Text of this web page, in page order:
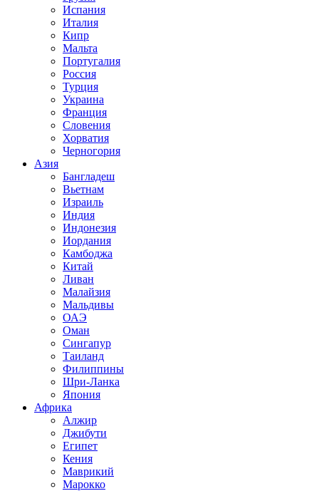
Испания
Италия
Кипр
Мальта
Португалия
Россия
Турция
Украина
Франция
Словения
Хорватия
Черногория
Азия
Бангладеш
Вьетнам
Израиль
Индия
Индонезия
Иордания
Камбоджа
Китай
Ливан
Малайзия
Мальдивы
ОАЭ
Оман
Сингапур
Таиланд
Филиппины
Шри-Ланка
Япония
Африка
Алжир
Джибути
Египет
Кения
Маврикий
Марокко